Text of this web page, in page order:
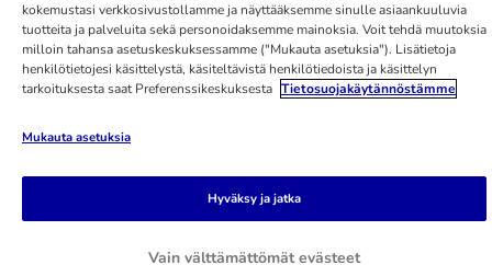
Ota yhteyttä Toimitusehdot Julkaisutiedot
DSA
Tietosuoja
Uutiskirje Toimituskulut ja -aika
Maksutavat
Peruuta sopimus tästä
bitiba-sovellus
Kanta-asiakasedut
kokemustasi verkkosivustollamme ja näyttääksemme sinulle asiaankuuluvia
tuotteita ja palveluita sekä personoidaksemme mainoksia. Voit tehdä muutoksia
milloin tahansa asetuskeskuksessamme ("Mukauta asetuksia"). Lisätietoja
henkilötietojesi käsittelystä, käsiteltävistä henkilötiedoista ja käsittelyn
tarkoituksesta saat Preferenssikeskuksesta Tietosuojakäytännöstämme
Mukauta asetuksia
Vain välttämättömät evästeet
Hyväksy ja jatka